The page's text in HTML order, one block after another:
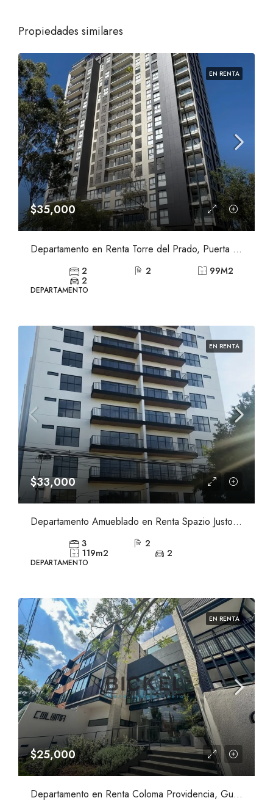
Propiedades similares
EN RENTA
$35,000
Departamento en Renta Torre del Prado, Puerta Las Lomas, Zapopan
2 2 99M2
2
DEPARTAMENTO
EN RENTA
$33,000
Departamento Amueblado en Renta Spazio Justo Sierra, Ladrón de Guevara, Guadalajara
3
2
119m2 2
DEPARTAMENTO
EN RENTA
$25,000
Departamento en Renta Coloma Providencia, Guadalajara